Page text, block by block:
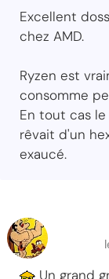
Excellent
chez AMD.
Ryzen est
consomme
En tout cas
rêvait d'un
exaucé.
Un grand